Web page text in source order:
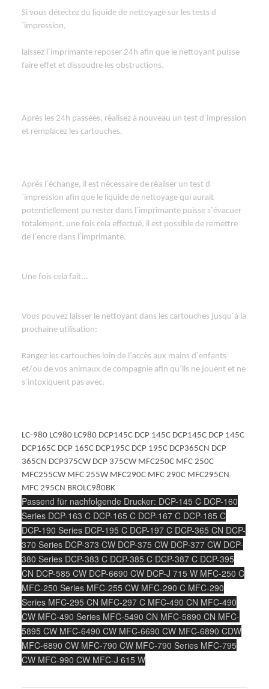
Si vous détectez du liquide de nettoyage sur les tests d
´impression,
laissez l´imprimante reposer 24h afin que le nettoyant puisse
faire effet et dissoudre les obstructions.
Après les 24h passées, réalisez à nouveau un test d´impression
et remplacez les cartouches.
Après l´échange, il est nécessaire de réaliser un test d
´impression afin que le liquide de nettoyage qui aurait
potentiellement pu rester dans l´imprimante puisse s´évacuer
totalement, une fois cela effectué, il est possible de remettre
de l´encre dans l´imprimante.
Une fois cela fait...
Vous pouvez laisser le nettoyant dans les cartouches jusqu´à la
prochaine utilisation:
Rangez les cartouches loin de l´accès aux mains d´enfants
et/ou de vos animaux de compagnie afin qu´ils ne jouent et ne
s´intoxiquent pas avec.
LC-980 LC980 LC980 DCP145C DCP 145C DCP145C DCP 145C
DCP165C DCP 165C DCP195C DCP 195C DCP365CN DCP
365CN DCP375CW DCP 375CW MFC250C MFC 250C
MFC255CW MFC 255W MFC290C MFC 290C MFC295CN
MFC 295CN BROLC980BK
Passend für nachfolgende Drucker: DCP-145 C DCP-160
Series DCP-163 C DCP-165 C DCP-167 C DCP-185 C
DCP-190 Series DCP-195 C DCP-197 C DCP-365 CN DCP-
370 Series DCP-373 CW DCP-375 CW DCP-377 CW DCP-
380 Series DCP-383 C DCP-385 C DCP-387 C DCP-395
CN DCP-585 CW DCP-6690 CW DCP-J 715 W MFC-250 C
MFC-250 Series MFC-255 CW MFC-290 C MFC-290
Series MFC-295 CN MFC-297 C MFC-490 CN MFC-490
CW MFC-490 Series MFC-5490 CN MFC-5890 CN MFC-
5895 CW MFC-6490 CW MFC-6690 CW MFC-6890 CDW
MFC-6890 CW MFC-790 CW MFC-790 Series MFC-795
CW MFC-990 CW MFC-J 615 W